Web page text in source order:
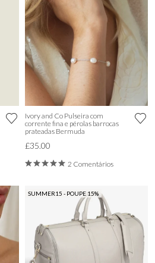
Ivory and Co Pulseira com
corrente fina e pérolas barrocas
prateadas Bermuda
£35.00
2 Comentários
SUMMER15 - POUPE 15%